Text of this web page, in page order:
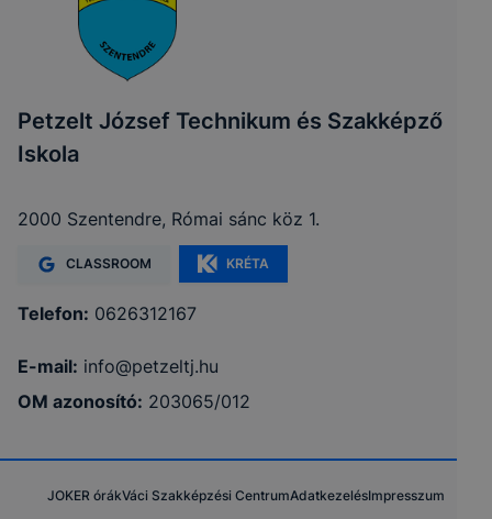
Petzelt József Technikum és Szakképző
Iskola
2000 Szentendre, Római sánc köz 1.
CLASSROOM KRÉTA
Telefon: 0626312167
E-mail: info@petzeltj.hu
OM azonosító: 203065/012
JOKER órákVáci Szakképzési CentrumAdatkezelésImpresszum